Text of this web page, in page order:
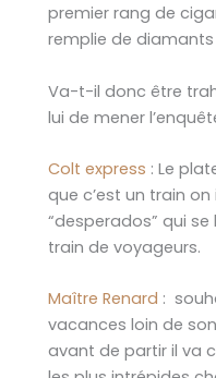
premier rang de
remplie de diamants
Va-t-il donc être
lui de mener
Colt express : Le
que c’est un train
“desperados” qui se
train de voyageurs.
Maître Renard :
vacances loin de
avant de partir il va